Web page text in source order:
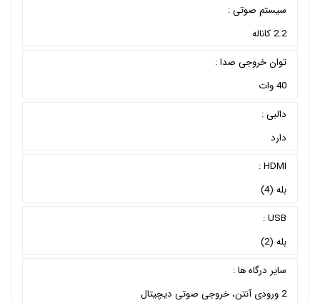
سیستم صوتی :
2.2 کاناله
توان خروجی صدا :
40 وات
دالبی :
دارد
HDMI :
بله (4)
USB :
بله (2)
سایر درگاه ها :
2 ورودی آنتن، خروجی صوتی دیچیتال